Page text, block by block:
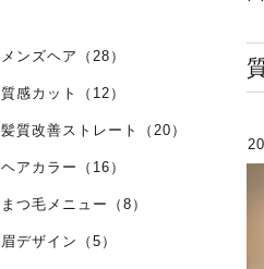
メンズヘア（28）
質感カット（12）
髪質改善ストレート（20）
ヘアカラー（16）
まつ毛メニュー（8）
眉デザイン（5）